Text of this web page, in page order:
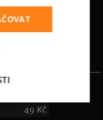
49 Kč